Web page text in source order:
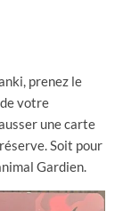
prenez le
votre
une carte
Soit pour
Gardien.